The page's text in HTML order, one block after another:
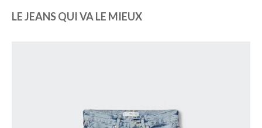
LE JEANS QUI VA LE MIEUX